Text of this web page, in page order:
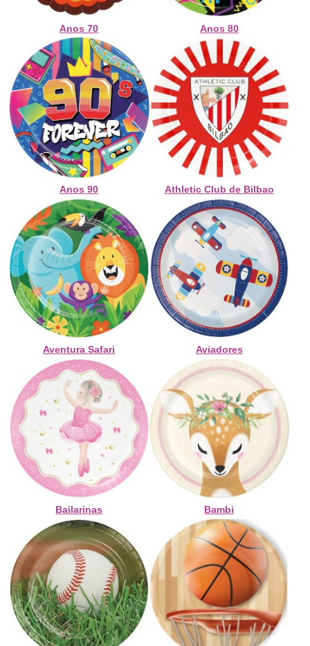
Anos 70 Anos 80
Anos 90 Athletic Club de Bilbao
Aventura Safari Aviadores
Bailarinas Bambi